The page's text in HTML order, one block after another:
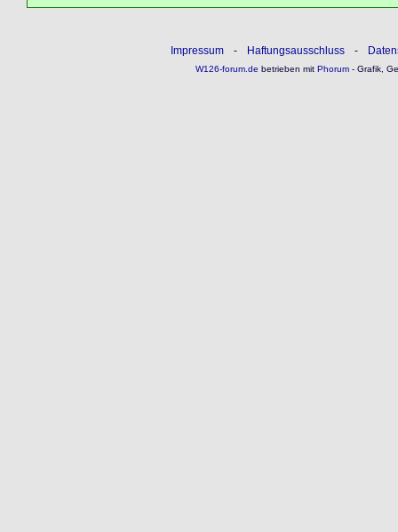
Impressum - Haftungsausschluss -
W126-forum.de betrieben mitPhorum- Grafik,